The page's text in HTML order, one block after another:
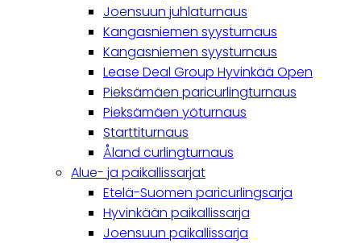
Joensuun juhlaturnaus
Kangasniemen syysturnaus
Kangasniemen syysturnaus
Lease Deal Group Hyvinkää Open
Pieksämäen paricurlingturnaus
Pieksämäen yöturnaus
Starttiturnaus
Åland curlingturnaus
Alue- ja paikallissarjat
Etelä-Suomen paricurlingsarja
Hyvinkään paikallissarja
Joensuun paikallissarja